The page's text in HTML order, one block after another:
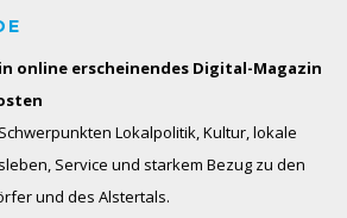
online erscheinendes Digital-Magazin
Lokalpolitik, Kultur, lokale
Service und starkem Bezug zu den
und des Alstertals.